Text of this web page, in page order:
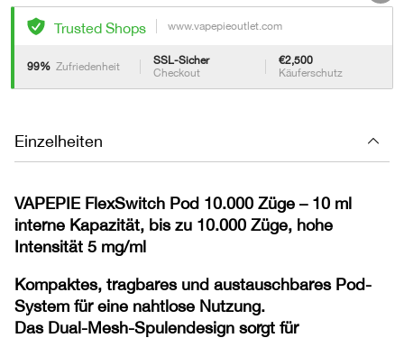
Trusted Shops www.vapepieoutlet.com
99% Zufriedenheit
SSL-Sicher
Checkout
€2,500
Käuferschutz
Geprüftes Unternehmen Zertifiziert
Einzelheiten
VAPEPIE FlexSwitch Pod 10.000 Züge – 10 ml
interne Kapazität, bis zu 10.000 Züge, hohe
Intensität 5 mg/ml
Kompaktes, tragbares und austauschbares Pod-
System für eine nahtlose Nutzung.
Das Dual-Mesh-Spulendesign sorgt für